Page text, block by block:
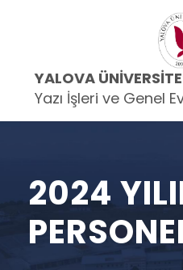
YALOVA
Yazı İşleri ve Genel
2024